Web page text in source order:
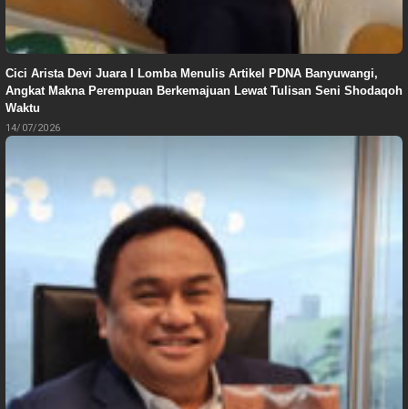
Cici Arista Devi Juara I Lomba Menulis Artikel PDNA Banyuwangi,
Angkat Makna Perempuan Berkemajuan Lewat Tulisan Seni Shodaqoh
Waktu
14/07/2026